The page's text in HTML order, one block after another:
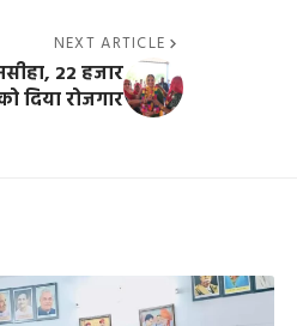
NEXT ARTICLE
22 हजार
दिया रोजगार